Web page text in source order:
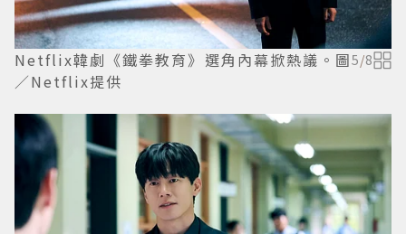
Netflix韓劇《鐵拳教育》選角內幕掀熱議。圖
／Netflix提供
5/8